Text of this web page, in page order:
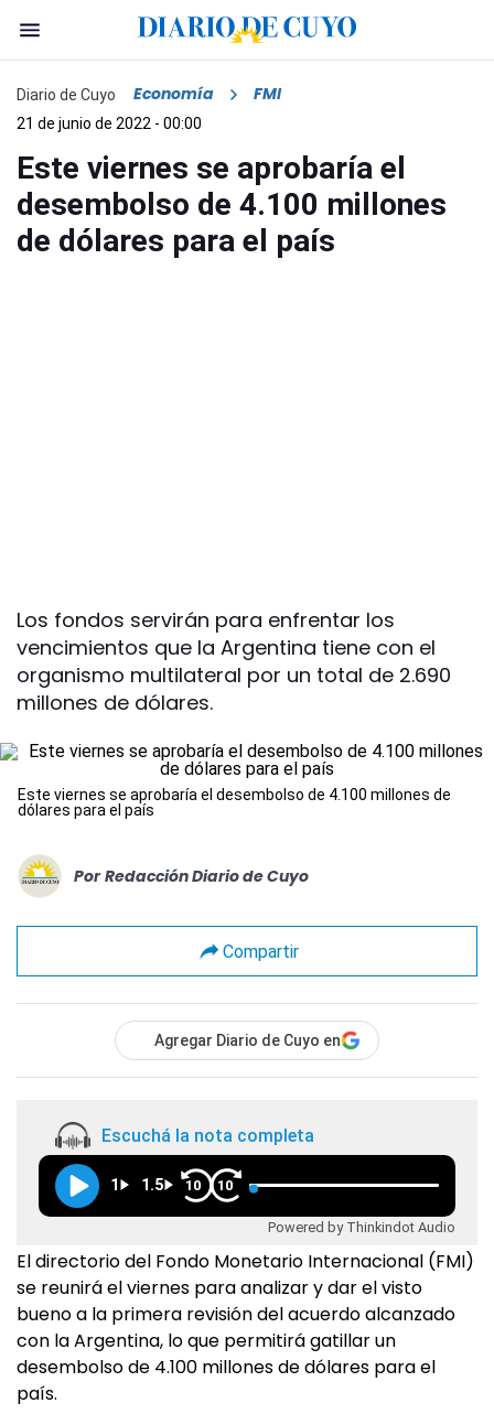
Diario de Cuyo Economía FMI
21 de junio de 2022 - 00:00
Este viernes se aprobaría el
desembolso de 4.100 millones
de dólares para el país
Los fondos servirán para enfrentar los
vencimientos que la Argentina tiene con el
organismo multilateral por un total de 2.690
millones de dólares.
Este viernes se aprobaría el desembolso de 4.100 millones de
dólares para el país
Por Redacción Diario de Cuyo
Compartir
Agregar Diario de Cuyo en
Escuchá la nota completa
1 1.5 10 10
Powered by Thinkindot Audio
El directorio del Fondo Monetario Internacional (FMI)
se reunirá el viernes para analizar y dar el visto
bueno a la primera revisión del acuerdo alcanzado
con la Argentina, lo que permitirá gatillar un
desembolso de 4.100 millones de dólares para el
país.